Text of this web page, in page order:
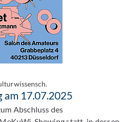
17.07.2025
Abschluss des